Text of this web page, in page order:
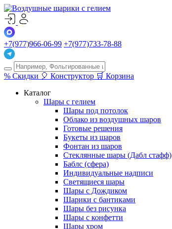
+7(977)966-06-99 +7(977)733-78-88
% Скидки 🎈 Конструктор 🛒 Корзина
Каталог
Шары с гелием
Шары под потолок
Облако из воздушных шаров
Готовые решения
Букеты из шаров
Фонтан из шаров
Стеклянные шары (Дабл стафф)
Баблс (сфера)
Индивидуальные надписи
Светящиеся шары
Шары с Дождиком
Шарики с бантиками
Шары без рисунка
Шары с конфетти
Шары хром